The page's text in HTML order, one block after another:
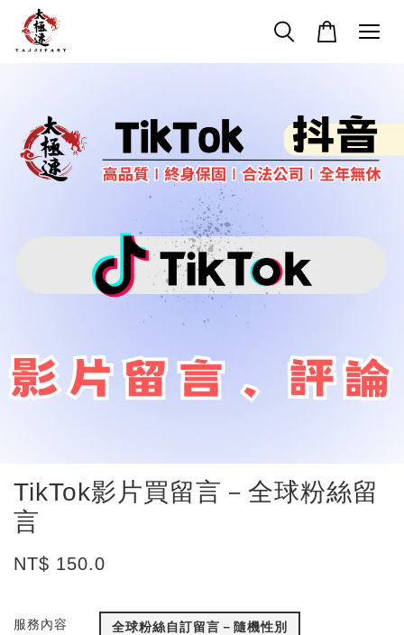
TikTok影片買留言－全球粉絲留
言
NT$ 150.0
服務內容
全球粉絲自訂留言－隨機性別